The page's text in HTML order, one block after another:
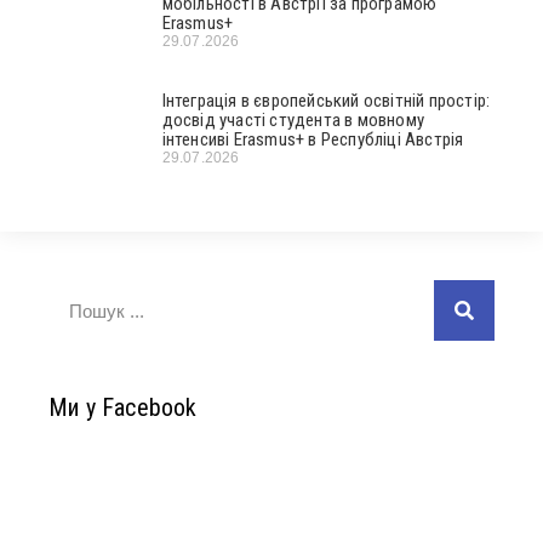
Erasmus+
29.07.2026
Інтеграція в європейський освітній простір:
досвід участі студента в мовному
інтенсиві Erasmus+ в Республіці Австрія
29.07.2026
Ми у Facebook